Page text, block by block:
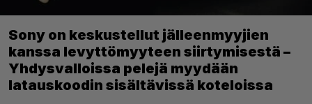
Sony on keskustellut jälleenmyyjien
kanssa levyttömyyteen siirtymisestä –
Yhdysvalloissa pelejä myydään
latauskoodin sisältävissä koteloissa